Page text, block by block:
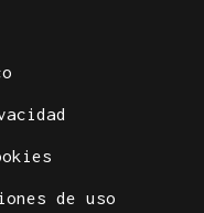
de uso